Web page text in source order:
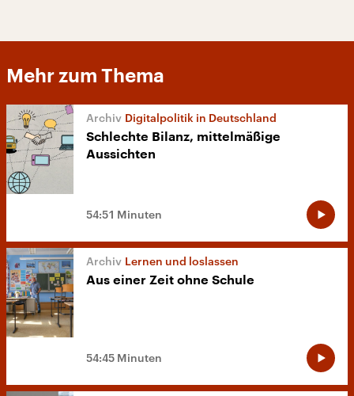
Mehr zum Thema
Digitalpolitik in Deutschland
Schlechte Bilanz, mittelmäßige
Aussichten
54:51 Minuten
Lernen und loslassen
Aus einer Zeit ohne Schule
54:45 Minuten